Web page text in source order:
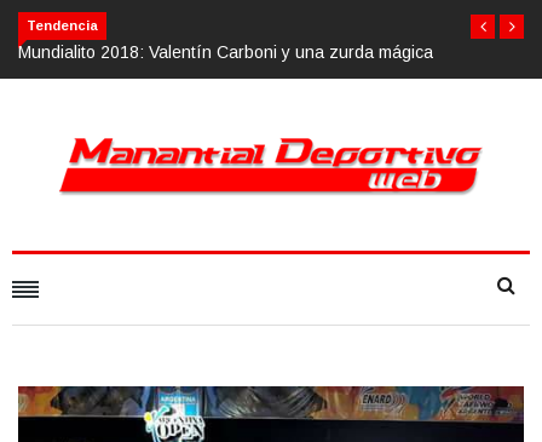
Tendencia
y una zurda mágica Calvario Race 2018, 10 de noviembre